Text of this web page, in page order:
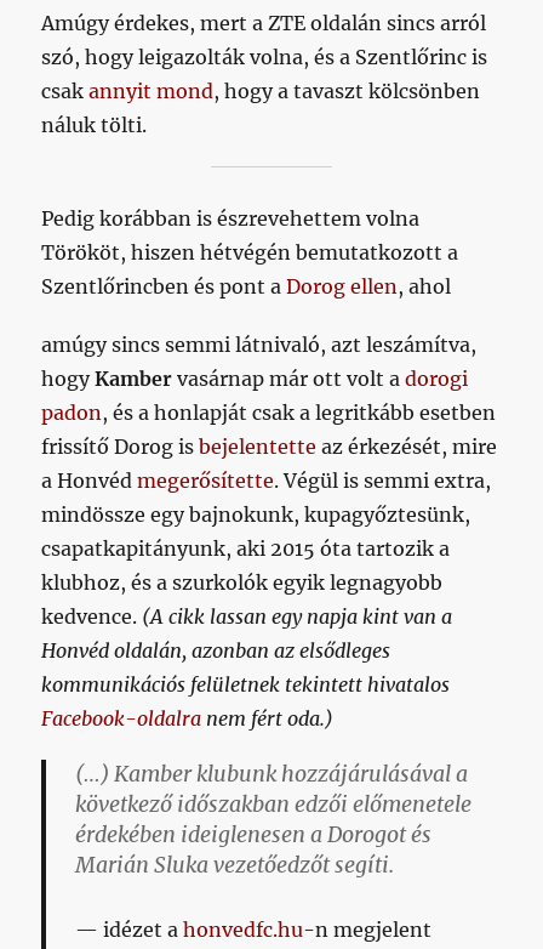
Amúgy érdekes, mert a ZTE oldalán sincs arról
szó, hogy leigazolták volna, és a Szentlőrinc is
csakannyit mond, hogy a tavaszt kölcsönben
náluk tölti.
Pedig korábban is észrevehettem volna
Törököt, hiszen hétvégén bemutatkozott a
Szentlőrincben és pont aDorog ellen , ahol
amúgy sincs semmi látnivaló, azt leszámítva,
hogyKamber vasárnap már ott volt adorogi
padon , és a honlapját csak a legritkább esetben
frissítő Dorog isbejelentette az érkezését, mire
a Honvédmegerősítette. Végül is semmi extra,
mindössze egy bajnokunk, kupagyőztesünk,
csapatkapitányunk, aki 2015 óta tartozik a
klubhoz, és a szurkolók egyik legnagyobb
kedvence. (A cikk lassan egy napja kint van a
Honvéd oldalán, azonban az elsődleges
kommunikációs felületnek tekintett hivatalos
Facebook-oldalra nem fért oda.)
(…) Kamber klubunk hozzájárulásával a
következő időszakban edzői előmenetele
érdekében ideiglenesen a Dorogot és
Marián Sluka vezetőedzőt segíti.
idézet ahonvedfc.hu-n megjelent